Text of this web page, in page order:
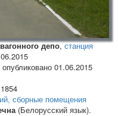
депо,станция
опубликовано 01.06.2015
сборные помещения
(Белорусский язык).